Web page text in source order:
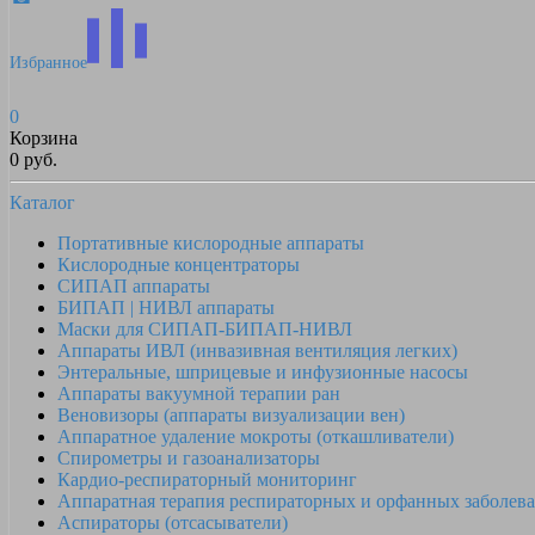
Избранное
0
Корзина
0 руб.
Каталог
Портативные кислородные аппараты
Кислородные концентраторы
СИПАП аппараты
БИПАП | НИВЛ аппараты
Маски для СИПАП-БИПАП-НИВЛ
Аппараты ИВЛ (инвазивная вентиляция легких)
Энтеральные, шприцевые и инфузионные насосы
Аппараты вакуумной терапии ран
Веновизоры (аппараты визуализации вен)
Аппаратное удаление мокроты (откашливатели)
Спирометры и газоанализаторы
Кардио-респираторный мониторинг
Аппаратная терапия респираторных и орфанных
Аспираторы (отсасыватели)